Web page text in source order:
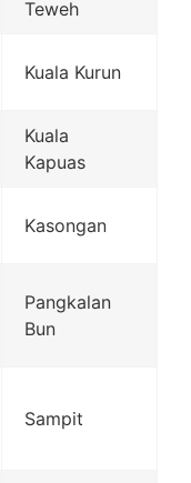
Teweh
Kuala Kurun
Kuala
Kapuas
Kasongan
Pangkalan
Bun
Sampit